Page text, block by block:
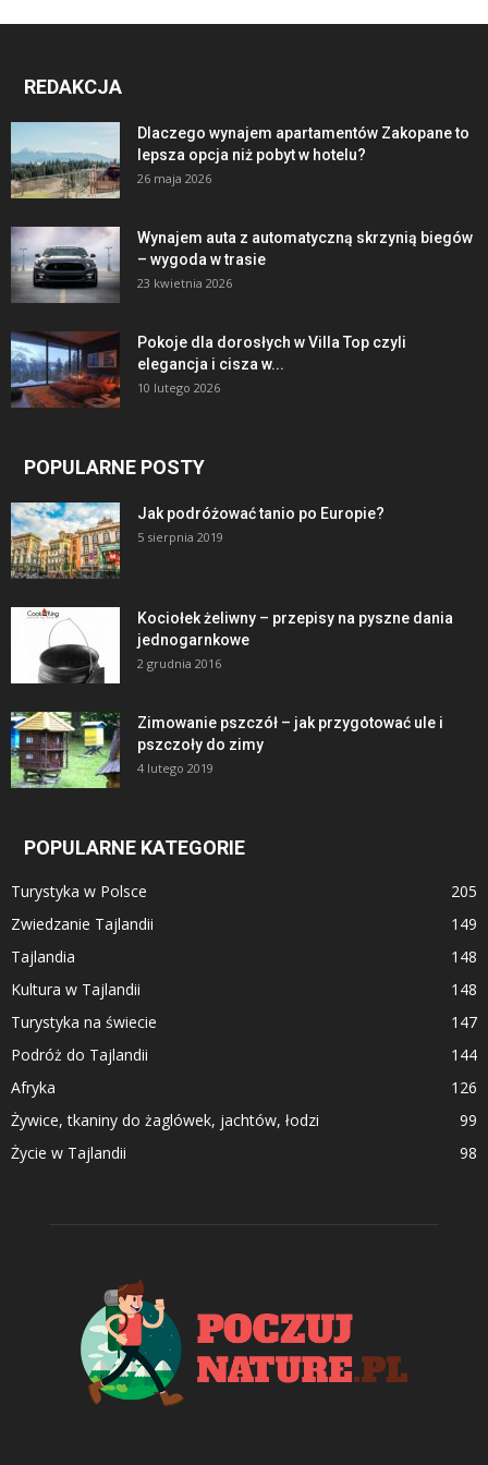
REDAKCJA
Dlaczego wynajem apartamentów Zakopane to
lepsza opcja niż pobyt w hotelu?
26 maja 2026
Wynajem auta z automatyczną skrzynią biegów
– wygoda w trasie
23 kwietnia 2026
Pokoje dla dorosłych w Villa Top czyli
elegancja i cisza w...
10 lutego 2026
POPULARNE POSTY
Jak podróżować tanio po Europie?
5 sierpnia 2019
Kociołek żeliwny – przepisy na pyszne dania
jednogarnkowe
2 grudnia 2016
Zimowanie pszczół – jak przygotować ule i
pszczoły do zimy
4 lutego 2019
POPULARNE KATEGORIE
Turystyka w Polsce
205
Zwiedzanie Tajlandii
149
Tajlandia
148
Kultura w Tajlandii
148
Turystyka na świecie
147
Podróż do Tajlandii
144
Afryka
126
Żywice, tkaniny do żaglówek, jachtów, łodzi
99
Życie w Tajlandii
98